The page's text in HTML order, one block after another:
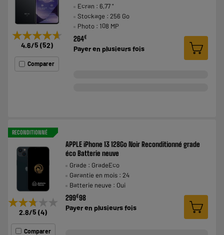
★★★★★
★★★★★
4.6/5 (52)
Comparer
Ecran : 6,77 "
Stockage : 256 Go
Photo : 108 MP
264€
Payer en plusieurs fois
RECONDITIONNÉ
★★★★★
★★★★★
2.8/5 (4)
Comparer
APPLE iPhone 13 128Go Noir Reconditionné grade
éco Batterie neuve
Grade : GradeEco
Garantie en mois : 24
Batterie neuve : Oui
299€98
Payer en plusieurs fois